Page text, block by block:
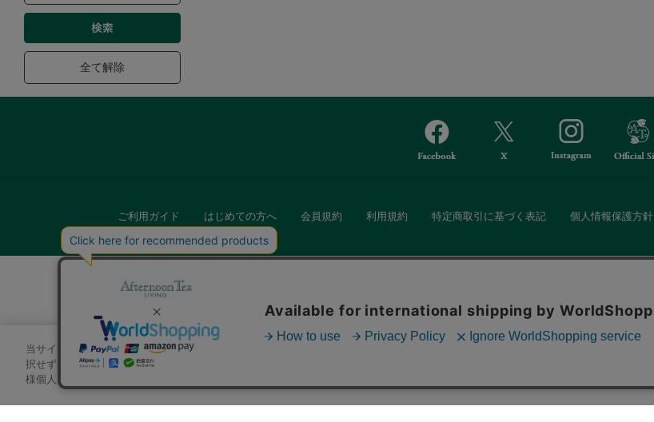
全て解除
ご利用ガイド はじめての方へ 会員規約 利用規約 特定商取引に基づく表記 個人情報保護方針
当サイトでは、サイトの利便性向上のためにクッキーを使用いたします。ボタンから同意の可否を選択してください。選
択せずにページを移動した場合、クッキーの使用に同意したことになります。クッキーを通じて収集する情報には「お客
様個人を特定できる情報」は一切含まれておりません。詳細は